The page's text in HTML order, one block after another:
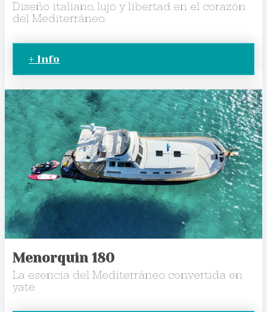
Diseño italiano, lujo y libertad en el corazón
del Mediterráneo.
+ Info
Menorquin 180
La esencia del Mediterráneo convertida en
yate